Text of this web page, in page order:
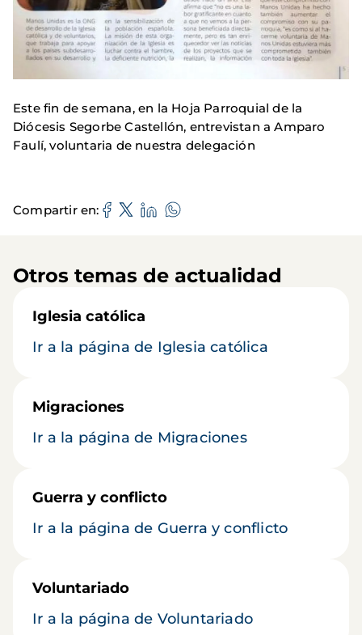
Este fin de semana, en la Hoja Parroquial de la
Diócesis Segorbe Castellón, entrevistan a Amparo
Faulí, voluntaria de nuestra delegación
Compartir en
Otros temas de actualidad
Iglesia católica
Ir a la página de Iglesia católica
Migraciones
Ir a la página de Migraciones
Guerra y conflicto
Ir a la página de Guerra y conflicto
Voluntariado
Ir a la página de Voluntariado